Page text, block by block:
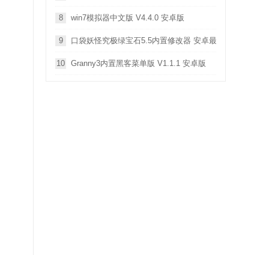
8 win7模拟器中文版 V4.4.0 安卓版
9 口袋妖怪究极绿宝石5.5内置修改器 安卓最新版
10 Granny3内置黑客菜单版 V1.1.1 安卓版